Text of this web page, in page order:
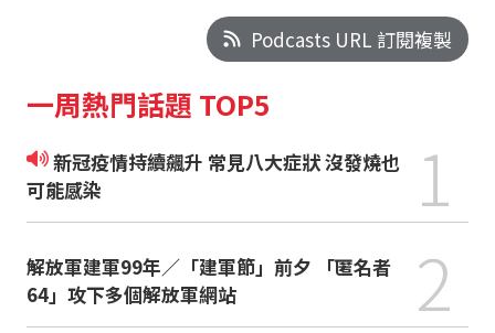
Podcasts URL 訂閱複製
一周熱門話題 TOP5
新冠疫情持續飆升 常見八大症狀 沒發燒也
可能感染
1
解放軍建軍99年／「建軍節」前夕 「匿名者
64」攻下多個解放軍網站
2